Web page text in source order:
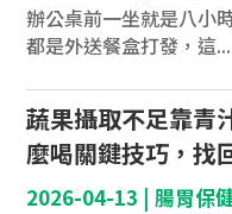
辦公桌前一坐就是八小
都是外送餐盒打發，這...
蔬果攝取不足靠青
麼喝關鍵技巧，找
2026-04-13 |腸胃保